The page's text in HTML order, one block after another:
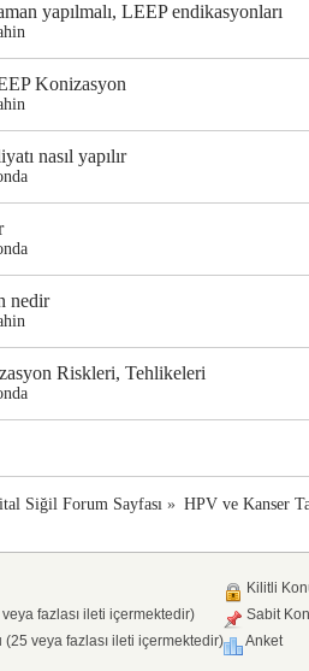
yapılmalı, LEEP endikasyonları
Konizasyon
nasıl yapılır
nedir
Riskleri, Tehlikeleri
Siğil Forum Sayfası » HPV ve Kanser
fazlası ileti içermektedir)
veya fazlası ileti içermektedir)
Kilitli
Sabit
Anket